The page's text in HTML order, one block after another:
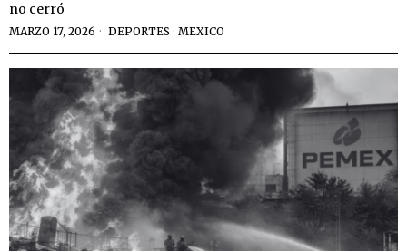
no cerró
MARZO 17, 2026 DEPORTES · MEXICO